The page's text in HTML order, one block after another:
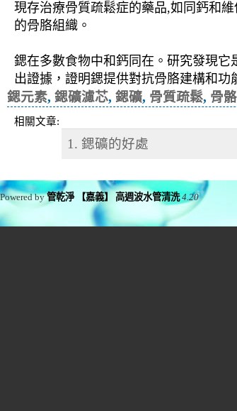
現存治療骨質疏鬆症的藥品,如同鈣和
的骨胳組織。
鍶在多數食物中和鈣同在。研究發現
出證據，證明鍶提供對抗骨胳建構和
鍶元素, 鍶礦濾芯, 鍶礦, 骨質疏鬆, 骨
相關文章:
1. 鍶礦的好處
Powered by管乾淨 【嘉義】 高週波水管清洗 4.20